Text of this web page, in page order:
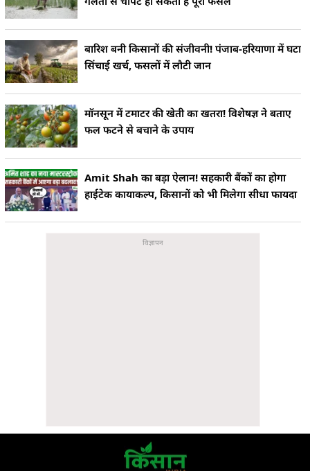
बारिश बनी किसानों की संजीवनी! पंजाब-हरियाणा में घटा
सिंचाई खर्च, फसलों में लौटी जान
मॉनसून में टमाटर की खेती का खतरा! विशेषज्ञ ने बताए
फल फटने से बचाने के उपाय
Amit Shah का बड़ा ऐलान! सहकारी बैंकों का होगा
हाईटेक कायाकल्प, किसानों को भी मिलेगा सीधा फायदा